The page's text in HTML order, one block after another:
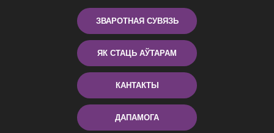
ЗВАРОТНАЯ СУВЯЗЬ
ЯК СТАЦЬ АЎТАРАМ
КАНТАКТЫ
ДАПАМОГА